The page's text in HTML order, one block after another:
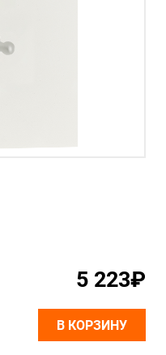
5 223₽
В КОРЗИНУ